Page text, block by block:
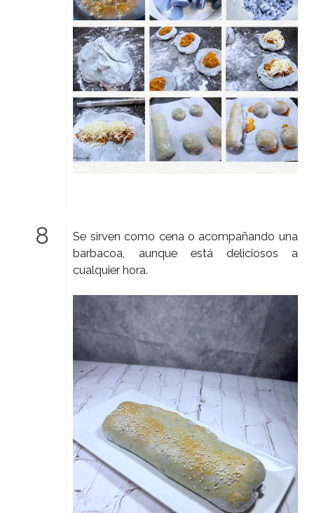
Se sirven como cena o acompañando una
barbacoa, aunque está deliciosos a
cualquier hora.